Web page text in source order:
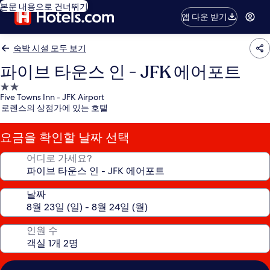
본문 내용으로 건너뛰기
앱 다운 받기
숙박 시설 모두 보기
파이브 타운스 인 - JFK 에어포트
2.0
성
급
숙
박
시
Five Towns Inn - JFK Airport
로렌스의 상점가에 있는 호텔
요금을 확인할 날짜 선택
어디로 가세요?
날짜
인원 수